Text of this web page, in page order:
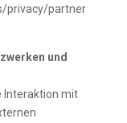
privacy/partner
und
Interaktion mit